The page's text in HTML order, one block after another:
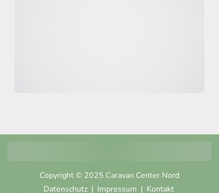
Copyright © 2025 Caravan Center Nord
Datenschutz | Impressum | Kontakt